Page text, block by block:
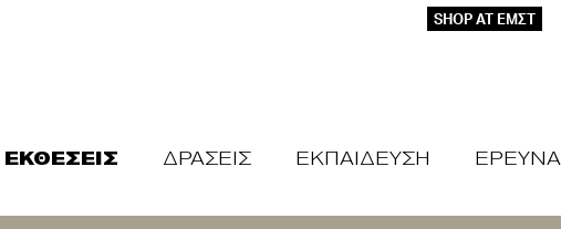
SHOP AT ΕΜΣΤ
ΕΚΘΕΣΕΙΣ ΔΡΑΣΕΙΣ ΕΚΠΑΙΔΕΥΣΗ ΕΡΕΥΝΑ